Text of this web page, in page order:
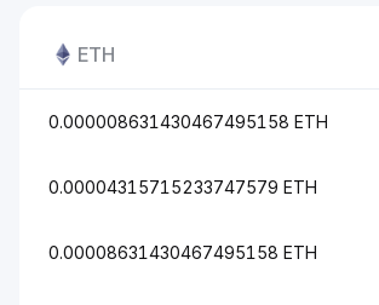
ETH
0.000008631430467495158 ETH
0.00004315715233747579 ETH
0.00008631430467495158 ETH